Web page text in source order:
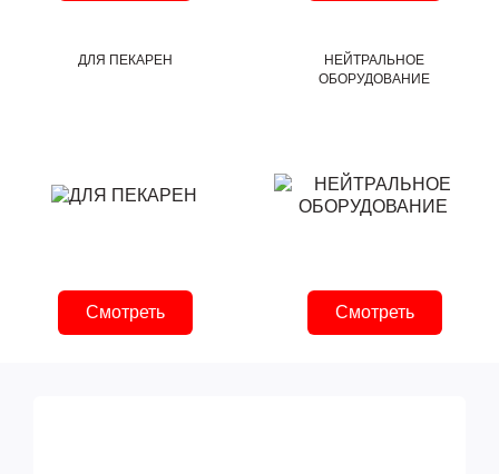
ДЛЯ ПЕКАРЕН
Смотреть
НЕЙТРАЛЬНОЕ
ОБОРУДОВАНИЕ
Смотреть